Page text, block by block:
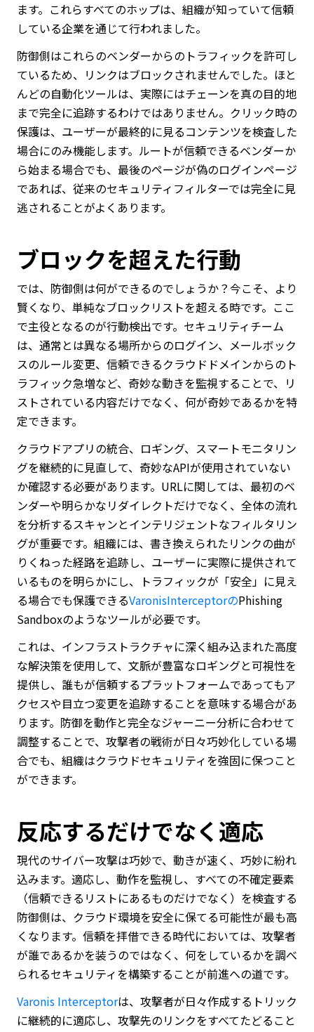
ます。これらすべてのホップは、組織が知っていて信頼
している企業を通じて行われました。
防御側はこれらのベンダーからのトラフィックを許可し
ているため、リンクはブロックされませんでした。ほと
んどの自動化ツールは、実際にはチェーンを真の目的地
まで完全に追跡するわけではありません。クリック時の
保護は、ユーザーが最終的に見るコンテンツを検査した
場合にのみ機能します。ルートが信頼できるベンダーか
ら始まる場合でも、最後のページが偽のログインページ
であれば、従来のセキュリティフィルターでは完全に見
逃されることがよくあります。
ブロックを超えた行動
では、防御側は何ができるのでしょうか？今こそ、より
賢くなり、単純なブロックリストを超える時です。ここ
で主役となるのが行動検出です。セキュリティチーム
は、通常とは異なる場所からのログイン、メールボック
スのルール変更、信頼できるクラウドドメインからのト
ラフィック急増など、奇妙な動きを監視することで、リ
ストされている内容だけでなく、何が奇妙であるかを特
定できます。
クラウドアプリの統合、ロギング、スマートモニタリン
グを継続的に見直して、奇妙なAPIが使用されていない
か確認する必要があります。URLに関しては、最初のベ
ンダーや明らかなリダイレクトだけでなく、全体の流れ
を分析するスキャンとインテリジェントなフィルタリン
グが重要です。組織には、書き換えられたリンクの曲が
りくねった経路を追跡し、ユーザーに実際に提供されて
いるものを明らかにし、トラフィックが「安全」に見え
る場合でも保護できるVaronisInterceptorのPhishing
Sandboxのようなツールが必要です。
これは、インフラストラクチャに深く組み込まれた高度
な解決策を使用して、文脈が豊富なロギングと可視性を
提供し、誰もが信頼するプラットフォームであってもア
クセスや目立つ変更を追跡することを意味する場合があ
ります。防御を動作と完全なジャーニー分析に合わせて
調整することで、攻撃者の戦術が日々巧妙化している場
合でも、組織はクラウドセキュリティを強固に保つこと
ができます。
反応するだけでなく適応
現代のサイバー攻撃は巧妙で、動きが速く、巧妙に紛れ
込みます。適応し、動作を監視し、すべての不確定要素
（信頼できるリストにあるものだけでなく）を検査する
防御側は、クラウド環境を安全に保てる可能性が最も高
くなります。信頼を拝借できる時代においては、攻撃者
が誰であるかを装うのではなく、何をしているかを調べ
られるセキュリティを構築することが前進への道です。
Varonis Interceptorは、攻撃者が日々作成するトリック
に継続的に適応し、攻撃先のリンクをすべてたどること